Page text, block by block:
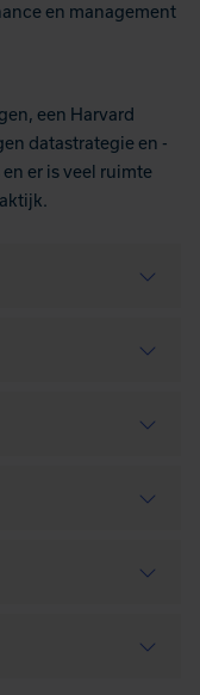
en management
een Harvard
datastrategie en -
er is veel ruimte